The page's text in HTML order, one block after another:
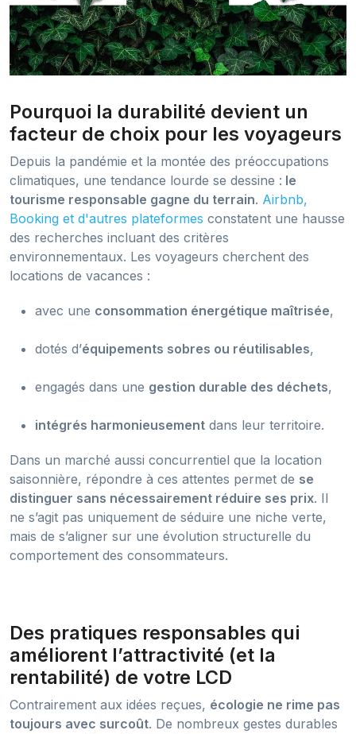
Pourquoi la durabilité devient un
facteur de choix pour les voyageurs
Depuis la pandémie et la montée des préoccupations
climatiques, une tendance lourde se dessine : le
tourisme responsable gagne du terrain. Airbnb,
Booking et d'autres plateformes constatent une hausse
des recherches incluant des critères
environnementaux. Les voyageurs cherchent des
locations de vacances :
avec une consommation énergétique maîtrisée,
dotés d’équipements sobres ou réutilisables,
engagés dans une gestion durable des déchets,
intégrés harmonieusement dans leur territoire.
Dans un marché aussi concurrentiel que la location
saisonnière, répondre à ces attentes permet de se
distinguer sans nécessairement réduire ses prix. Il
ne s’agit pas uniquement de séduire une niche verte,
mais de s’aligner sur une évolution structurelle du
comportement des consommateurs.
Des pratiques responsables qui
améliorent l’attractivité (et la
rentabilité) de votre LCD
Contrairement aux idées reçues, écologie ne rime pas
toujours avec surcoût. De nombreux gestes durables